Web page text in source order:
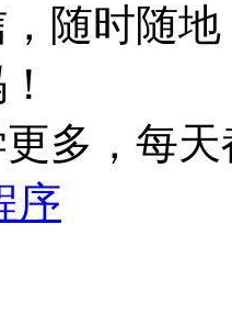
随时随
多，每
序